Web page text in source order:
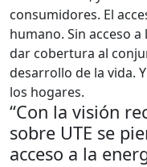
consumidores. El
humano. Sin acceso
dar cobertura al
desarrollo de la vida.
los hogares.
“Con la visión
sobre UTE se
acceso a la